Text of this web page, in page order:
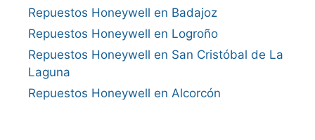
Repuestos Honeywell en Badajoz
Repuestos Honeywell en Logroño
Repuestos Honeywell en San Cristóbal de La
Laguna
Repuestos Honeywell en Alcorcón